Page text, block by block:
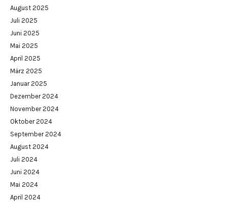
August 2025
Juli 2025
Juni 2025
Mai 2025
April 2025
März 2025
Januar 2025
Dezember 2024
November 2024
Oktober 2024
September 2024
August 2024
Juli 2024
Juni 2024
Mai 2024
April 2024